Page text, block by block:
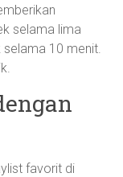
selama lima
selama 10 menit.
favorit di